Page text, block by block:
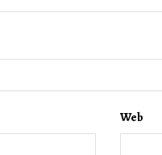
Web